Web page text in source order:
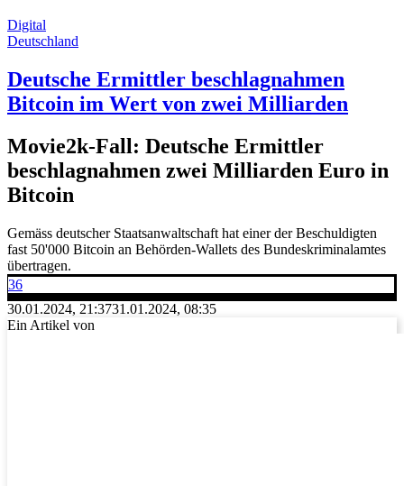
Digital
Deutschland
Deutsche Ermittler beschlagnahmen
Bitcoin im Wert von zwei Milliarden
Movie2k-Fall: Deutsche Ermittler
beschlagnahmen zwei Milliarden Euro in
Bitcoin
Gemäss deutscher Staatsanwaltschaft hat einer der Beschuldigten
fast 50'000 Bitcoin an Behörden-Wallets des Bundeskriminalamtes
übertragen.
36
30.01.2024, 21:3731.01.2024, 08:35
Ein Artikel von